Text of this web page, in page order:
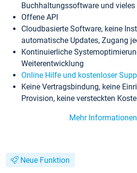
Buchhaltungssoftware und vieles
Offene API
Cloudbasierte Software, keine
automatische Updates, Zugang
Kontinuierliche
Weiterentwicklung
Online Hilfe und kostenloser
Keine Vertragsbindung, keine
Provision, keine versteckten
Mehr
Neue Funktion